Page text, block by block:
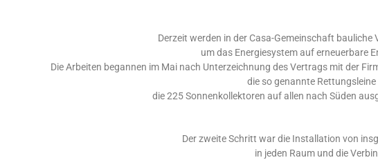
Derzeit werden in der Casa-Gemeinschaft bauliche
um das Energiesystem auf erneuerbare
Die Arbeiten begannen im Mai nach Unterzeichnung des Vertrags mit der
die so genannte
die 225 Sonnenkollektoren auf allen nach Süden
Der zweite Schritt war die Installation von
in jeden Raum und die